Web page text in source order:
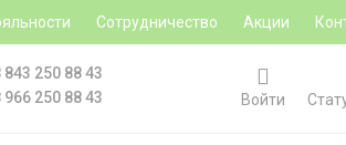
Сотрудничество Акции
843 250 88 43
966 250 88 43
Войти